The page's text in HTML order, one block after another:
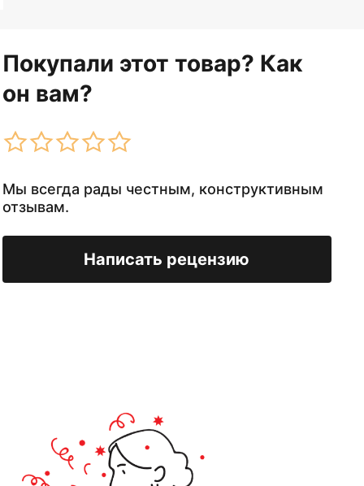
Покупали этот товар? Как
он вам?
Мы всегда рады честным, конструктивным
отзывам.
Написать рецензию